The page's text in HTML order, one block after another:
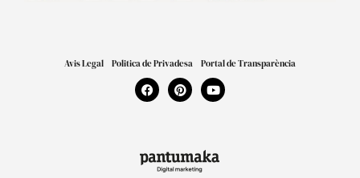
Avis Legal Politica de Privadesa Portal de Transparència
F
a
c
o
k
P
i
n
e
s
Y
o
u
e